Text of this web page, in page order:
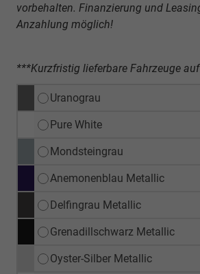
vorbehalten. Finanzierung und
Anzahlung möglich!
***Kurzfristig lieferbare Fahrzeuge
Uranograu
Pure White
Mondsteingrau
Anemonenblau Metallic
Delfingrau Metallic
Grenadillschwarz Metallic
Oyster-Silber Metallic